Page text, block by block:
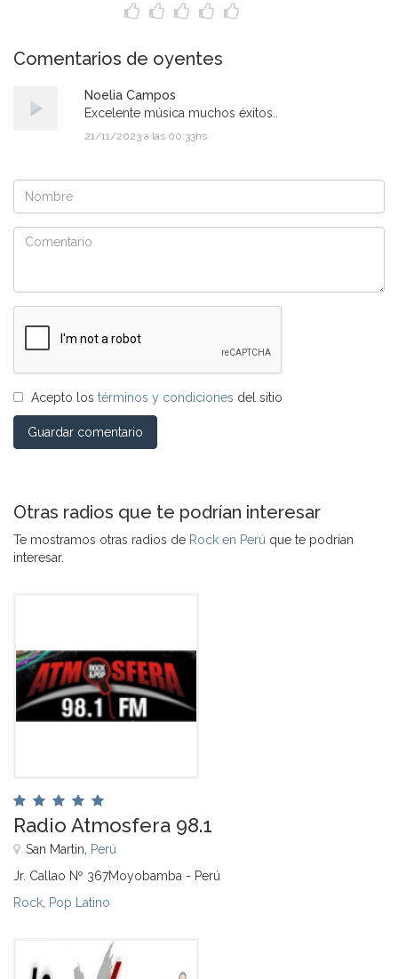
Comentarios de oyentes
Noelia Campos
Excelente música muchos éxitos..
21/11/2023 a las 00:33hs
Acepto los términos y condiciones del sitio
Guardar comentario
Otras radios que te podrían interesar
Te mostramos otras radios de Rock en Perú que te podrían
interesar.
Radio Atmosfera 98.1
San Martin, Perú
Jr. Callao Nº 367Moyobamba - Perú
Rock Pop Latino